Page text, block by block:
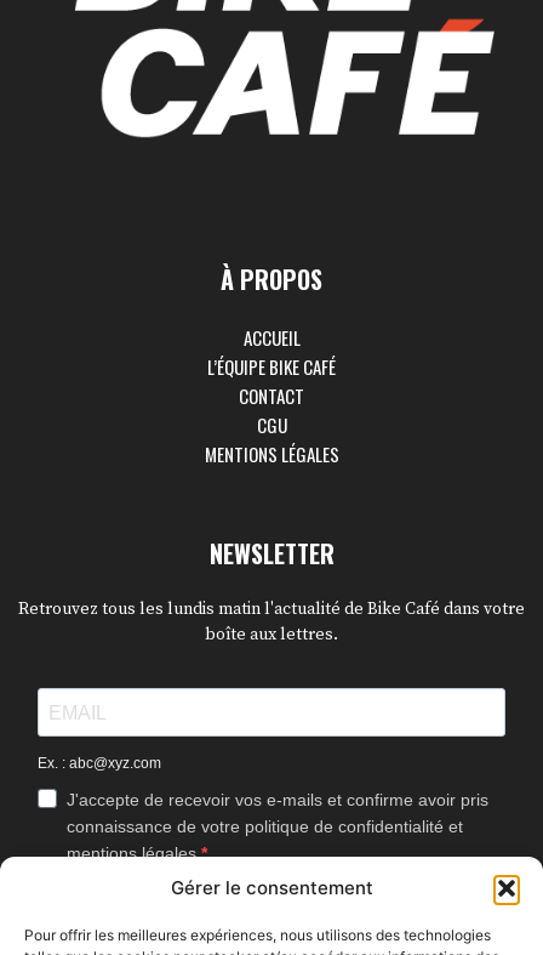
Gérer le consentement
Pour offrir les meilleures expériences, nous utilisons des technologies
À PROPOS
ACCUEIL
L’ÉQUIPE BIKE CAFÉ
CONTACT
CGU
MENTIONS LÉGALES
NEWSLETTER
Retrouvez tous les lundis matin l'actualité de Bike Café dans votre
boîte aux lettres.
Ex. : abc@xyz.com
J'accepte de recevoir vos e-mails et confirme avoir pris
connaissance de votre politique de confidentialité et
mentions légales.
Vous pouvez vous désinscrire à tout moment en cliquant sur le lien